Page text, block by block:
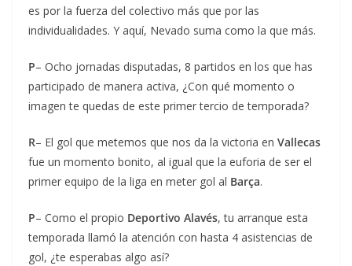
es por la fuerza del colectivo más que por las
individualidades. Y aquí, Nevado suma como la que más.
P– Ocho jornadas disputadas, 8 partidos en los que has
participado de manera activa, ¿Con qué momento o
imagen te quedas de este primer tercio de temporada?
R– El gol que metemos que nos da la victoria en Vallecas
fue un momento bonito, al igual que la euforia de ser el
primer equipo de la liga en meter gol al Barça.
P– Como el propio Deportivo Alavés, tu arranque esta
temporada llamó la atención con hasta 4 asistencias de
gol, ¿te esperabas algo así?